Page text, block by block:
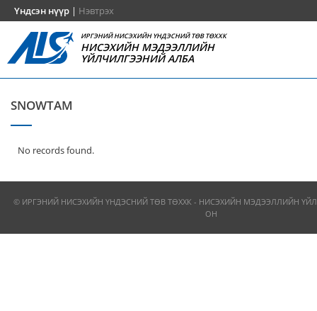
Үндсэн нүүр | Нэвтрэх
ИРГЭНИЙ НИСЭХИЙН ҮНДЭСНИЙ ТӨВ ТӨХХК
НИСЭХИЙН МЭДЭЭЛЛИЙН
ҮЙЛЧИЛГЭЭНИЙ АЛБА
SNOWTAM
No records found.
© ИРГЭНИЙ НИСЭХИЙН ҮНДЭСНИЙ ТӨВ ТӨХХК - НИСЭХИЙН МЭДЭЭЛЛИЙН
ОН